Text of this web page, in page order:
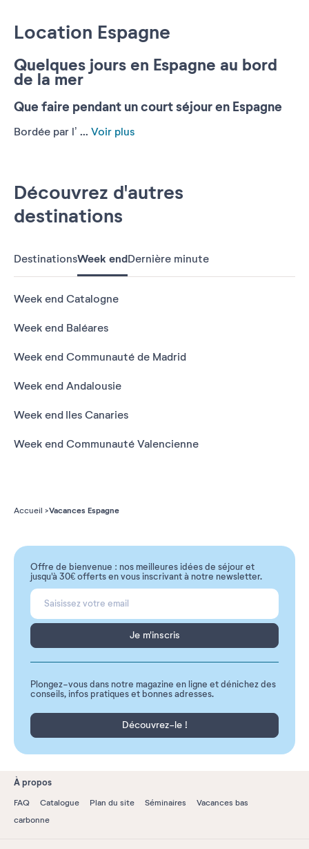
Location Espagne
Quelques jours en Espagne au bord
de la mer
Que faire pendant un court séjour en Espagne
Bordée par l’ ... Voir plus
Découvrez d'autres
destinations
DestinationsWeek endDernière minute
Week end Catalogne
Week end Baléares
Week end Communauté de Madrid
Week end Andalousie
Week end Iles Canaries
Week end Communauté Valencienne
Accueil Vacances Espagne
Offre de bienvenue : nos meilleures idées de séjour et
jusqu'à 30€ offerts en vous inscrivant à notre newsletter.
Je m'inscris
Plongez-vous dans notre magazine en ligne et dénichez des
conseils, infos pratiques et bonnes adresses.
Découvrez-le !
À propos
FAQ Catalogue Plan du site Séminaires
Vacances bas
carbonne